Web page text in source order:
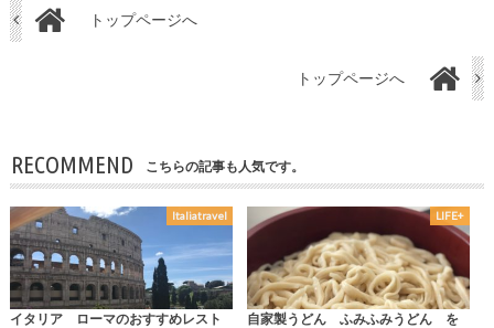
トップページへ
トップページへ
RECOMMEND こちらの記事も人気です。
Italiatravel
イタリア ローマのおすすめレスト
LIFE+
自家製うどん ふみふみうどん を